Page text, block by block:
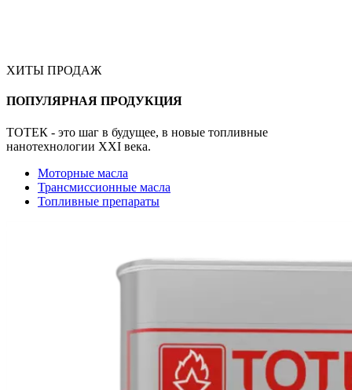
ХИТЫ ПРОДАЖ
ПОПУЛЯРНАЯ ПРОДУКЦИЯ
ТОТЕК - это шаг в будущее, в новые топливные
нанотехнологии XXI века.
Моторные масла
Трансмиссионные масла
Топливные препараты